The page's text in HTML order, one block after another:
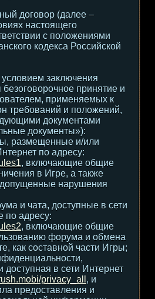
договор (далее –
настоящего
с положениями
кодекса Российской
заключения
принятие и
применяемых к
требований и положений,
документами
документы»):
размещенные и/или
по адресу:
, включающие общие
в Игре, а также
нарушения
и чата, доступные в сети
по адресу:
, включающие общие
форума и обмена
как составной части Игры;
в сети Интернет
privacy_all , и
предоставления и